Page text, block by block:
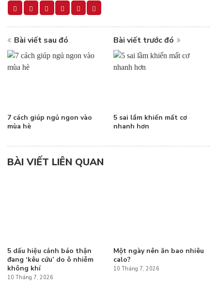
Bài viết sau đó
7 cách giúp ngủ ngon vào
mùa hè
Bài viết trước đó
5 sai lầm khiến mất cơ
nhanh hơn
BÀI VIẾT LIÊN QUAN
5 dấu hiệu cảnh báo thận
đang ‘kêu cứu’ do ô nhiễm
không khí
10 Tháng 7, 2026
Một ngày nên ăn bao nhiêu
calo?
10 Tháng 7, 2026